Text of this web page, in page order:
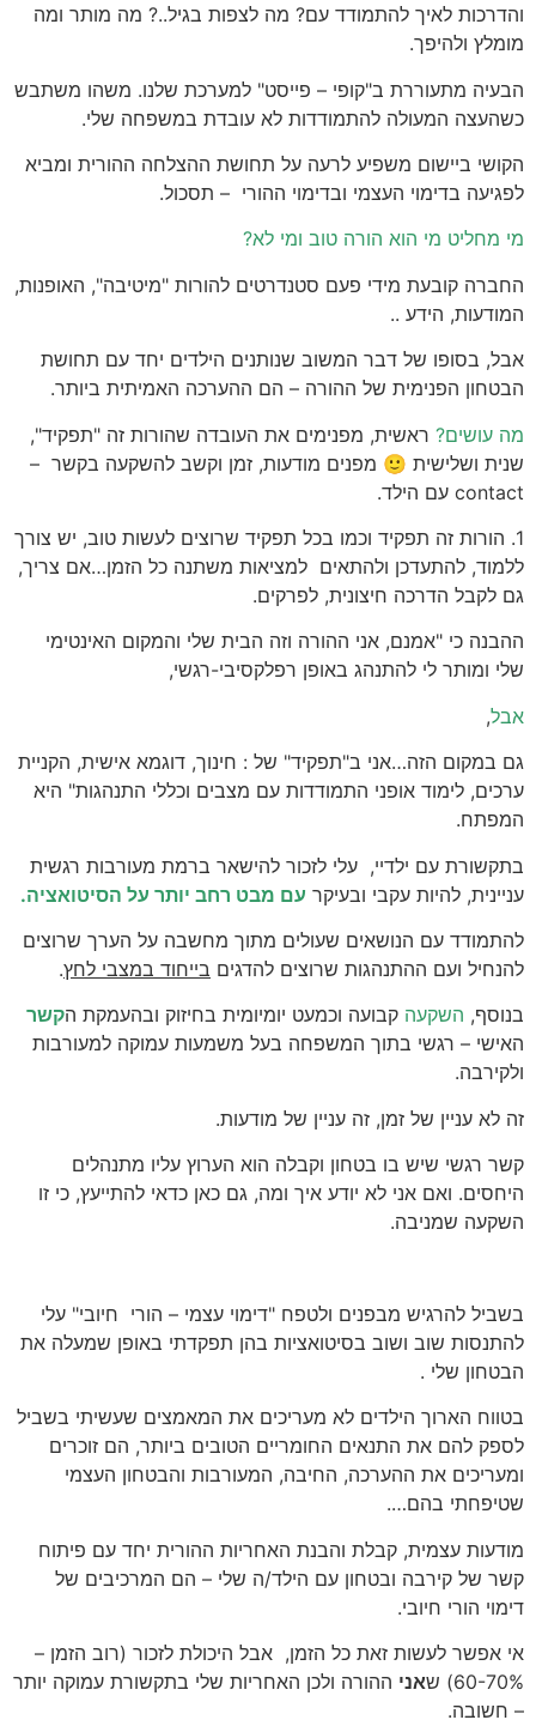
והדרכות לאיך להתמודד עם? מה לצפות בגיל..? מה מותר ומה
מומלץ ולהיפך.
הבעיה מתעוררת ב"קופי – פייסט" למערכת שלנו. משהו משתבש
כשהעצה המעולה להתמודדות לא עובדת במשפחה שלי.
הקושי ביישום משפיע לרעה על תחושת ההצלחה ההורית ומביא
לפגיעה בדימוי העצמי ובדימוי ההורי – תסכול.
מי מחליט מי הוא הורה טוב ומי לא?
החברה קובעת מידי פעם סטנדרטים להורות "מיטיבה", האופנות,
המודעות, הידע ..
אבל, בסופו של דבר המשוב שנותנים הילדים יחד עם תחושת
הבטחון הפנימית של ההורה – הם ההערכה האמיתית ביותר.
מה עושים? ראשית, מפנימים את העובדה שהורות זה "תפקיד",
שנית ושלישית 🙂 מפנים מודעות, זמן וקשב להשקעה בקשר –
contact עם הילד.
1. הורות זה תפקיד וכמו בכל תפקיד שרוצים לעשות טוב, יש צורך
ללמוד, להתעדכן ולהתאים למציאות משתנה כל הזמן…אם צריך,
גם לקבל הדרכה חיצונית, לפרקים.
ההבנה כי "אמנם, אני ההורה וזה הבית שלי והמקום האינטימי
שלי ומותר לי להתנהג באופן רפלקסיבי-רגשי,
אבל,
גם במקום הזה…אני ב"תפקיד" של : חינוך, דוגמא אישית, הקניית
ערכים, לימוד אופני התמודדות עם מצבים וכללי התנהגות" היא
המפתח.
בתקשורת עם ילדיי, עלי לזכור להישאר ברמת מעורבות רגשית
עניינית, להיות עקבי ובעיקר עם מבט רחב יותר על הסיטואציה.
להתמודד עם הנושאים שעולים מתוך מחשבה על הערך שרוצים
להנחיל ועם ההתנהגות שרוצים להדגים בייחוד במצבי לחץ.
בנוסף, השקעה קבועה וכמעט יומיומית בחיזוק ובהעמקת הקשר
האישי – רגשי בתוך המשפחה בעל משמעות עמוקה למעורבות
ולקירבה.
זה לא עניין של זמן, זה עניין של מודעות.
קשר רגשי שיש בו בטחון וקבלה הוא הערוץ עליו מתנהלים
היחסים. ואם אני לא יודע איך ומה, גם כאן כדאי להתייעץ, כי זו
השקעה שמניבה.
בשביל להרגיש מבפנים ולטפח "דימוי עצמי – הורי חיובי" עלי
להתנסות שוב ושוב בסיטואציות בהן תפקדתי באופן שמעלה את
הבטחון שלי .
בטווח הארוך הילדים לא מעריכים את המאמצים שעשיתי בשביל
לספק להם את התנאים החומריים הטובים ביותר, הם זוכרים
ומעריכים את ההערכה, החיבה, המעורבות והבטחון העצמי
שטיפחתי בהם….
מודעות עצמית, קבלת והבנת האחריות ההורית יחד עם פיתוח
קשר של קירבה ובטחון עם הילד/ה שלי – הם המרכיבים של
דימוי הורי חיובי.
אי אפשר לעשות זאת כל הזמן, אבל היכולת לזכור (רוב הזמן –
60-70%) ש
אני ההורה ולכן האחריות שלי בתקשורת עמוקה יותר
– חשובה.